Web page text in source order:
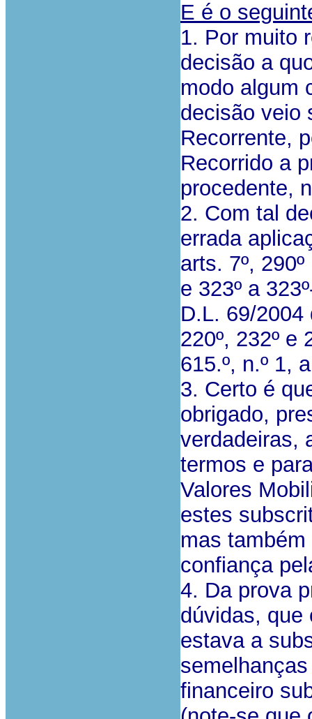
E é o
1. Por muito
decisão a
modo algum
decisão veio
Recorrente,
Recorrido a
procedente,
2. Com tal
errada
arts. 7º,
e 323º a
D.L. 69/
220º, 232º e
615.º, n.º 1,
3. Certo é
obrigado,
verdadeiras,
termos e
Valores
estes
mas
confiança
4. Da prova
dúvidas, que
estava a
financeiro